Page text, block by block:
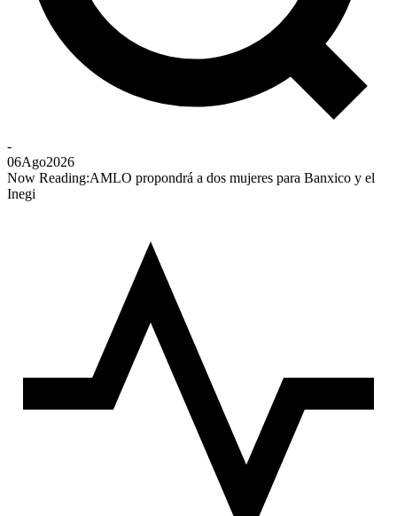
-
06Ago2026
Now Reading:AMLO propondrá a dos mujeres para Banxico y el
Inegi